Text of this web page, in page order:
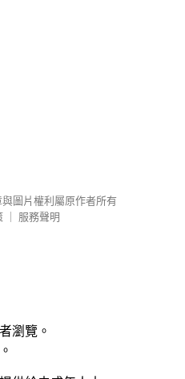
與圖片權利屬原作者所有
服務聲明
瀏覽。